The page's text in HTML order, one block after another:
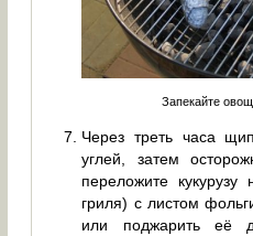
Запекайте
Через треть часа
углей, затем
переложите
гриля) с листом
или поджарить её